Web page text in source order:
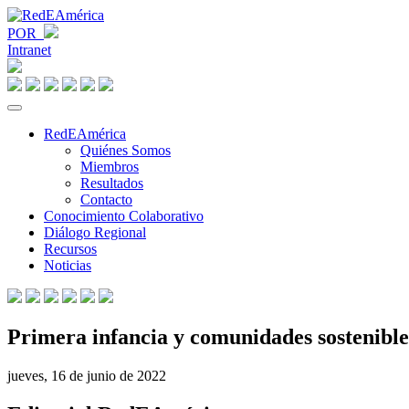
POR
Intranet
RedEAmérica
Quiénes Somos
Miembros
Resultados
Contacto
Conocimiento Colaborativo
Diálogo Regional
Recursos
Noticias
Primera infancia y comunidades
jueves, 16 de junio de 2022